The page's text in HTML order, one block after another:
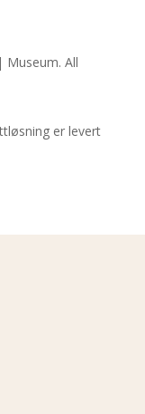
All
er levert